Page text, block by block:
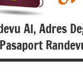
Al, Adres